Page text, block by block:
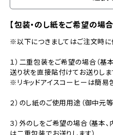
【包装・のし紙をご希望の場合
※以下につきましてはご注文時
１）二重包装をご希望の場合（基
送り状を直接貼付けてお送りしま
※リキッドアイスコーヒーは簡易
２）のし紙のご使用用途（御中元等
３）外のしをご希望の場合（基本
は二重包装でお送りします）